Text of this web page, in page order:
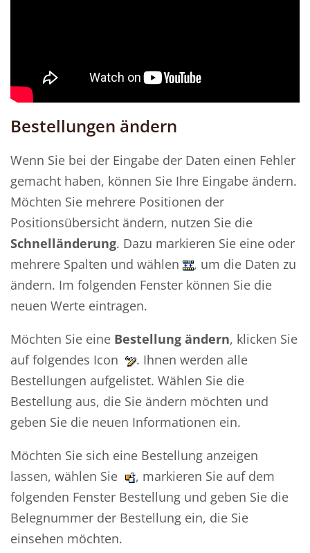
Bestellungen ändern
Wenn Sie bei der Eingabe der Daten einen Fehler
gemacht haben, können Sie Ihre Eingabe ändern.
Möchten Sie mehrere Positionen der
Positionsübersicht ändern, nutzen Sie die
Schnelländerung. Dazu markieren Sie eine oder
mehrere Spalten und wählen
, um die Daten zu
ändern. Im folgenden Fenster können Sie die
neuen Werte eintragen.
Möchten Sie eine Bestellung ändern, klicken Sie
auf folgendes Icon
. Ihnen werden alle
Bestellungen aufgelistet. Wählen Sie die
Bestellung aus, die Sie ändern möchten und
geben Sie die neuen Informationen ein.
Möchten Sie sich eine Bestellung anzeigen
lassen, wählen Sie
, markieren Sie auf dem
folgenden Fenster Bestellung und geben Sie die
Belegnummer der Bestellung ein, die Sie
einsehen möchten.